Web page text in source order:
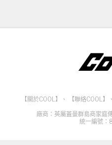
【關於COOL】 、 【聯絡COOL】 、
廠商：英屬蓋曼群島商家庭
統一編號